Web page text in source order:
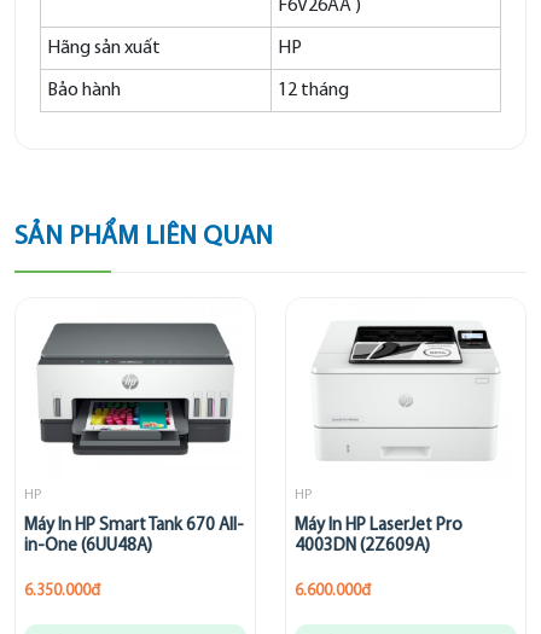
F6V26AA )
Hãng sản xuất HP
Bảo hành 12 tháng
SẢN PHẨM LIÊN QUAN
HP
Máy In HP Smart Tank 670 All-
in-One (6UU48A)
6.350.000đ
HP
Máy In HP LaserJet Pro
4003DN (2Z609A)
6.600.000đ